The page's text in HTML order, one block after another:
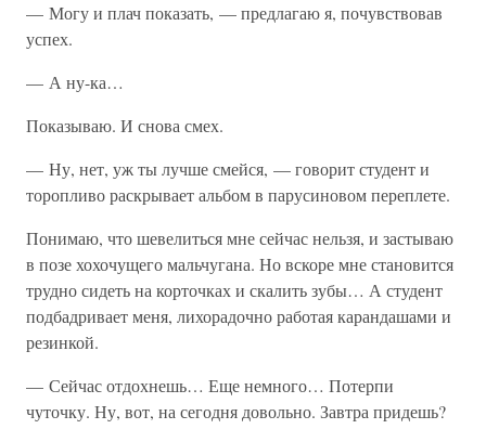
— Могу и плач показать, — предлагаю я, почувствовав
успех.
— А ну-ка…
Показываю. И снова смех.
— Ну, нет, уж ты лучше смейся, — говорит студент и
торопливо раскрывает альбом в парусиновом переплете.
Понимаю, что шевелиться мне сейчас нельзя, и застываю
в позе хохочущего мальчугана. Но вскоре мне становится
трудно сидеть на корточках и скалить зубы… А студент
подбадривает меня, лихорадочно работая карандашами и
резинкой.
— Сейчас отдохнешь… Еще немного… Потерпи
чуточку. Ну, вот, на сегодня довольно. Завтра придешь?